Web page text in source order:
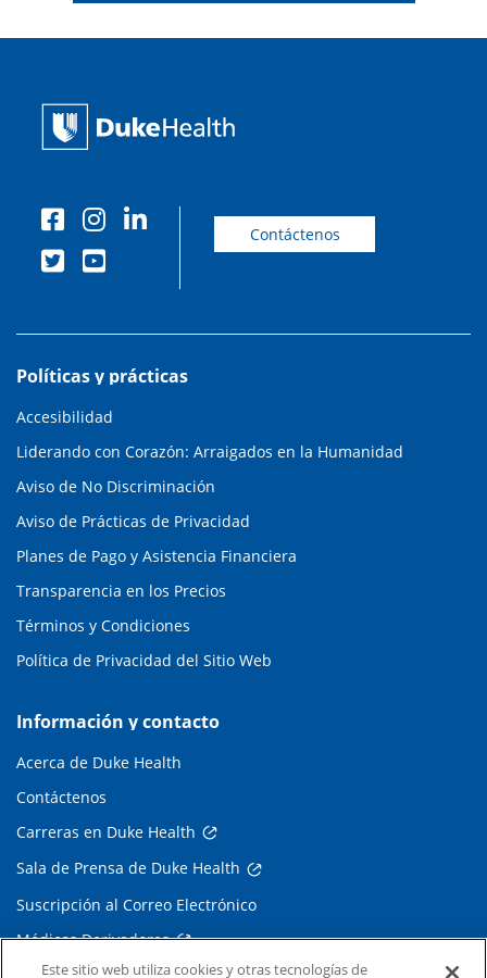
Contáctenos
Políticas y prácticas
Accesibilidad
Liderando con Corazón: Arraigados en la Humanidad
Aviso de No Discriminación
Aviso de Prácticas de Privacidad
Planes de Pago y Asistencia Financiera
Transparencia en los Precios
Términos y Condiciones
Política de Privacidad del Sitio Web
Información y contacto
Acerca de Duke Health
Contáctenos
Carreras en Duke Health
Sala de Prensa de Duke Health
Suscripción al Correo Electrónico
Médicos Derivadores
Este sitio web utiliza cookies y otras tecnologías de